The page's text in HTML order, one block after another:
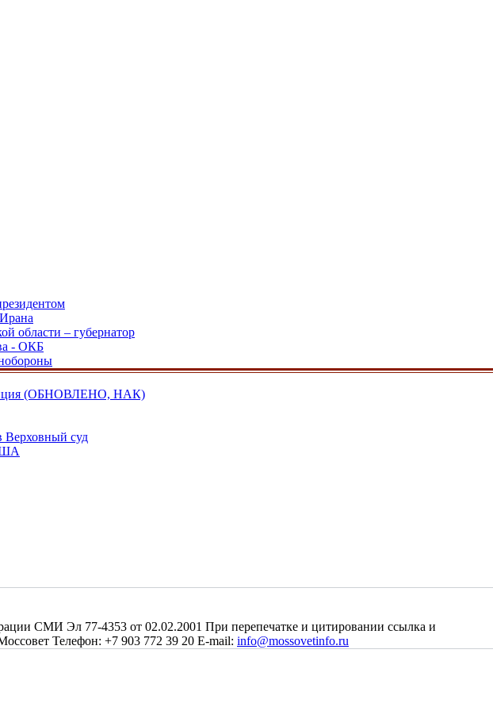
области – губернатор
- ОКБ
(ОБНОВЛЕНО, НАК)
Верховный суд
СМИ Эл 77-4353 от 02.02.2001 При перепечатке и цитировании ссылка и
Телефон: +7 903 772 39 20 E-mail: info@mossovetinfo.ru